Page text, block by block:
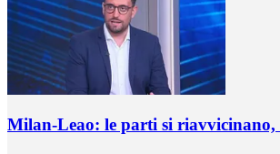
Milan-Leao: le parti si riavvicinano,